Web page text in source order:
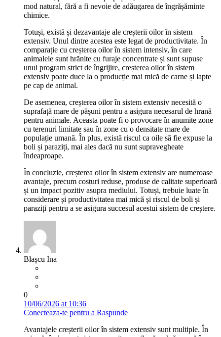
mod natural, fără a fi nevoie de adăugarea de îngrășăminte
chimice.
Totuși, există și dezavantaje ale creșterii oilor în sistem
extensiv. Unul dintre acestea este legat de productivitate. În
comparație cu creșterea oilor în sistem intensiv, în care
animalele sunt hrănite cu furaje concentrate și sunt supuse
unui program strict de îngrijire, creșterea oilor în sistem
extensiv poate duce la o producție mai mică de carne și lapte
pe cap de animal.
De asemenea, creșterea oilor în sistem extensiv necesită o
suprafață mare de pășuni pentru a asigura necesarul de hrană
pentru animale. Aceasta poate fi o provocare în anumite zone
cu terenuri limitate sau în zone cu o densitate mare de
populație umană. În plus, există riscul ca oile să fie expuse la
boli și paraziți, mai ales dacă nu sunt supravegheate
îndeaproape.
În concluzie, creșterea oilor în sistem extensiv are numeroase
avantaje, precum costuri reduse, produse de calitate superioară
și un impact pozitiv asupra mediului. Totuși, trebuie luate în
considerare și productivitatea mai mică și riscul de boli și
paraziți pentru a se asigura succesul acestui sistem de creștere.
Blașcu Ina
0
10/06/2026 at 10:36
Conecteaza-te pentru a Raspunde
Avantajele creșterii oilor în sistem extensiv sunt multiple. În